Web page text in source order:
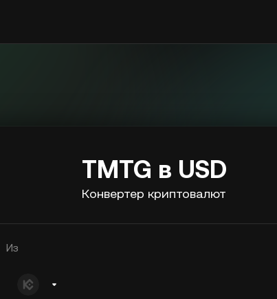
TMTG в USD
Конвертер криптовалют
Из